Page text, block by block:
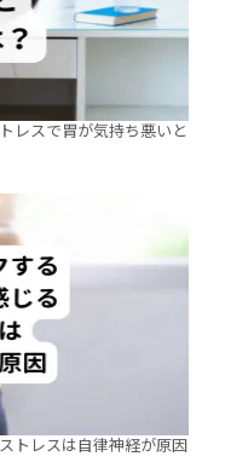
レスで胃が気持ち悪いと
トレスは自律神経が原因